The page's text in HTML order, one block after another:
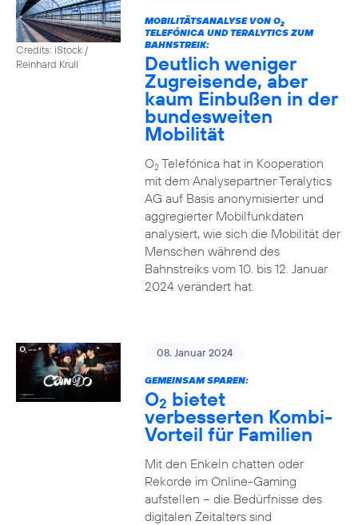
Credits: iStock /
Reinhard Krull
MOBILITÄTSANALYSE VON O2
TELEFÓNICA UND TERALYTICS ZUM
BAHNSTREIK:
Deutlich weniger
Zugreisende, aber
kaum Einbußen in der
bundesweiten
Mobilität
O2Telefónica hat in Kooperation
mit dem Analysepartner Teralytics
AG auf Basis anonymisierter und
aggregierter Mobilfunkdaten
analysiert, wie sich die Mobilität der
Menschen während des
Bahnstreiks vom 10. bis 12. Januar
2024 verändert hat.
08. Januar 2024
GEMEINSAM SPAREN:
O2 bietet
verbesserten Kombi-
Vorteil für Familien
Mit den Enkeln chatten oder
Rekorde im Online-Gaming
aufstellen – die Bedürfnisse des
digitalen Zeitalters sind